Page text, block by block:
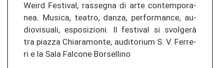
Weird Fes­ti­val, ras­seg­na di arte con­tem­po­ra­
nea. Mu­si­ca, tea­tro, danza, per­for­man­ce, au­
dio­vis­ua­li, es­po­si­zio­ni. Il fes­ti­val si svolgerà
tra pia­z­za Chia­ra­mon­te, au­di­to­rium S. V. Fer­re­
ri e la Sala Fal­co­ne Bor­sel­li­no